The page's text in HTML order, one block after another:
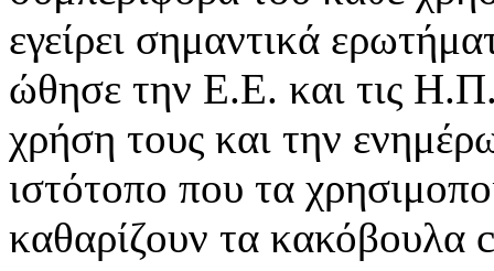
εγείρει σημαντικά
ώθησε την Ε.Ε. και τις
χρήση τους και την
ιστότοπο που τα
καθαρίζουν τα κακόβουλα